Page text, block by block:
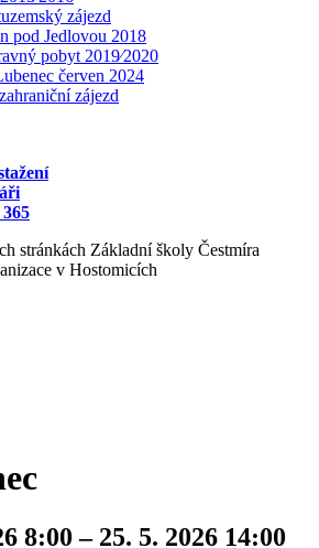
zájezd
pod Jedlovou 2018
pobyt 2019⁄2020
červen 2024
zájezd
stránkách Základní školy Čestmíra
v Hostomicích
8:00 – 25. 5. 2026 14:00